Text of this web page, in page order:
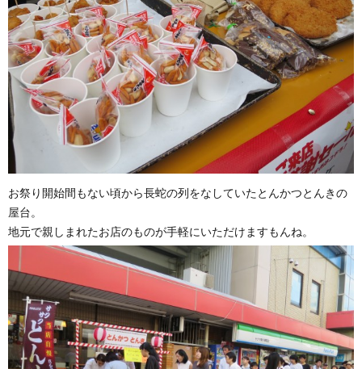
お祭り開始間もない頃から長蛇の列をなしていたとんかつとんきの
屋台。
地元で親しまれたお店のものが手軽にいただけますもんね。